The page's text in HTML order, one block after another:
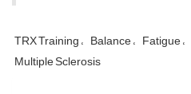
TRX Training Balance Fatigue
Multiple Sclerosis